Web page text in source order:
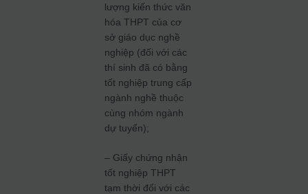
lượng kiến thức văn
hóa THPT của cơ
sở giáo dục nghề
nghiệp (đối với các
thí sinh đã có bằng
tốt nghiệp trung cấp
ngành nghề thuộc
cùng nhóm ngành
dự tuyển);
– Giấy chứng nhận
tốt nghiệp THPT
tạm thời đối với các